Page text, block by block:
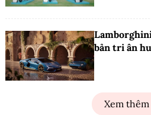
bản tri ân
Xem thêm